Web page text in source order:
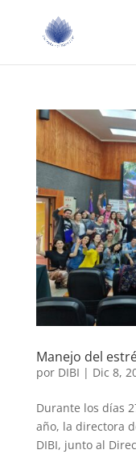
Manejo del
por DIBI | Dic 8,
Durante los días
año, la directora
DIBI, junto al